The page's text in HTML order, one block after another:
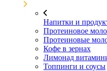
Напитки и
Протеиновое
Протеиновые
Кофе в зернах
Лимонад
Топпинги и соусы